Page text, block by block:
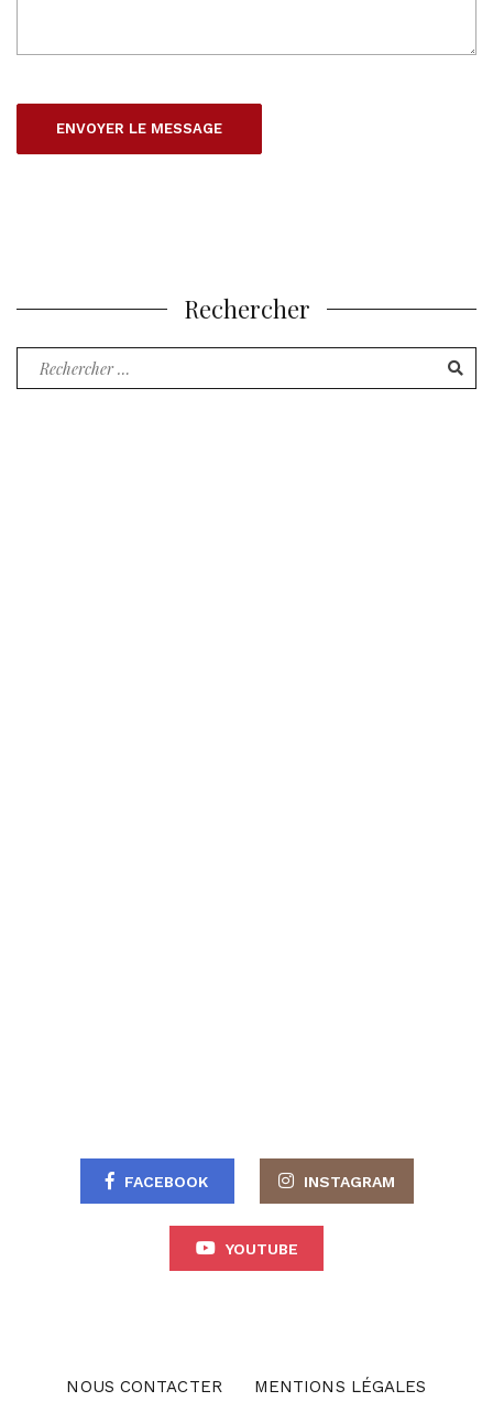
Rechercher
Recherche
FACEBOOK INSTAGRAM
YOUTUBE
NOUS CONTACTER MENTIONS LÉGALES